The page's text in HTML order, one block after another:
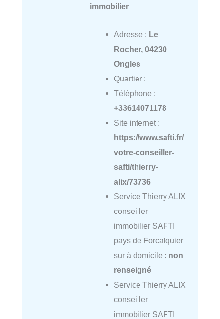
immobilier
Adresse : Le
Rocher, 04230
Ongles
Quartier :
Téléphone :
+33614071178
Site internet :
https://www.safti.fr/
votre-conseiller-
safti/thierry-
alix/73736
Service Thierry ALIX
conseiller
immobilier SAFTI
pays de Forcalquier
sur à domicile : non
renseigné
Service Thierry ALIX
conseiller
immobilier SAFTI